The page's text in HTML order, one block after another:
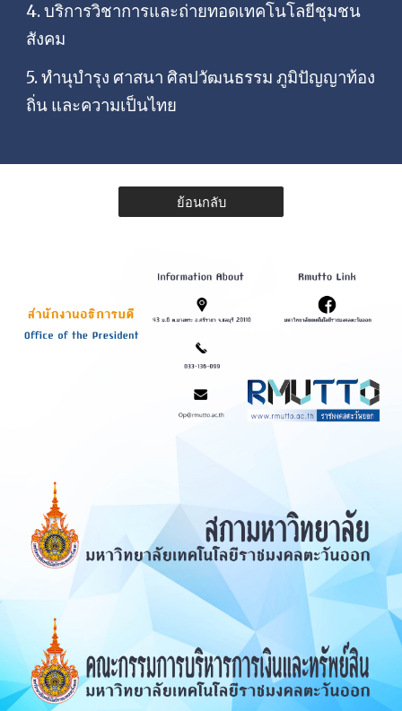
4. บริการวิชาการและถ่ายทอดเทคโนโลยีชุมชน
สังคม
5. ทำนุบำรุง ศาสนา ศิลปวัฒนธรรม ภูมิปัญญาท้อง
ถิ่น และความเป็นไทย
ย้อนกลับ